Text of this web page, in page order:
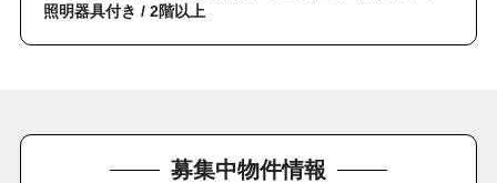
照明器具付き / 2階以上
募集中物件情報